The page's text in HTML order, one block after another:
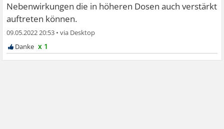
Nebenwirkungen die in höheren Dosen auch verstärkt
auftreten können.
09.05.2022 20:53 •
x 1